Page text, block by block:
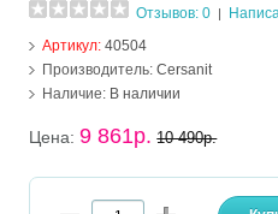
Отзывов: 0 |
Артикул:40504
Производитель: Cersanit
Наличие: В наличии
Цена:9 861р. 10 490р.